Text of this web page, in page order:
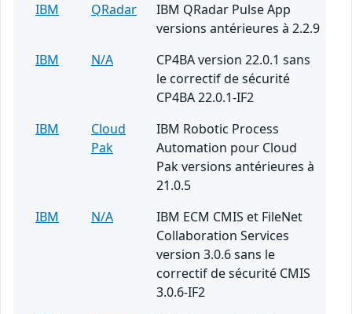
IBM QRadar
IBM QRadar Pulse App
versions antérieures à 2.2.9
IBM
N/A
CP4BA version 22.0.1 sans
le correctif de sécurité
CP4BA 22.0.1-IF2
IBM
Cloud
Pak
IBM Robotic Process
Automation pour Cloud
Pak versions antérieures à
21.0.5
IBM
N/A
IBM ECM CMIS et FileNet
Collaboration Services
version 3.0.6 sans le
correctif de sécurité CMIS
3.0.6-IF2